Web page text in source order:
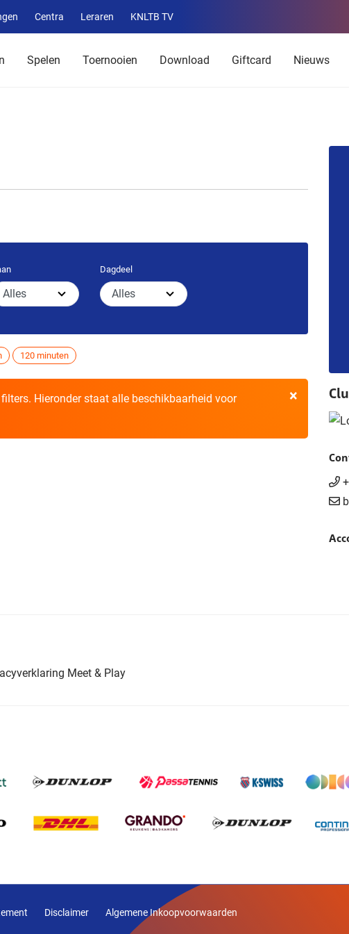
Centra Leraren KNLTB TV
Service
menu
Spelen Toernooien Download Giftcard Nieuws
Dagdeel
120 minuten
×
Hieronder staat alle beschikbaarheid voor
Meet & Play
Disclaimer Algemene Inkoopvoorwaarden